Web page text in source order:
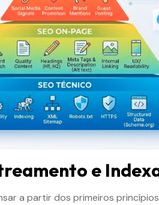
e
a partir dos primeiros